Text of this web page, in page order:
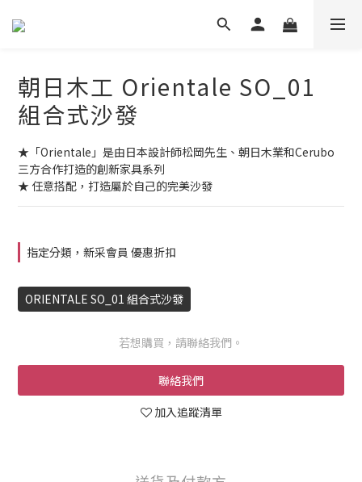
朝日木工 Orientale SO_01
組合式沙發
★「Orientale」是由日本設計師松岡先生、朝日木業和Cerubo
三方合作打造的創新家具系列
★ 任意搭配，打造屬於自己的完美沙發
指定分類，新采會員 優惠折扣
ORIENTALE SO_01 組合式沙發
若想購買，請聯絡我們。
聯絡我們
加入追蹤清單